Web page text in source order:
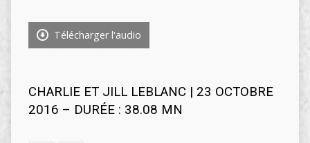
Télécharger l'audio
CHARLIE ET JILL LEBLANC | 23 OCTOBRE
2016 – DURÉE : 38.08 MN